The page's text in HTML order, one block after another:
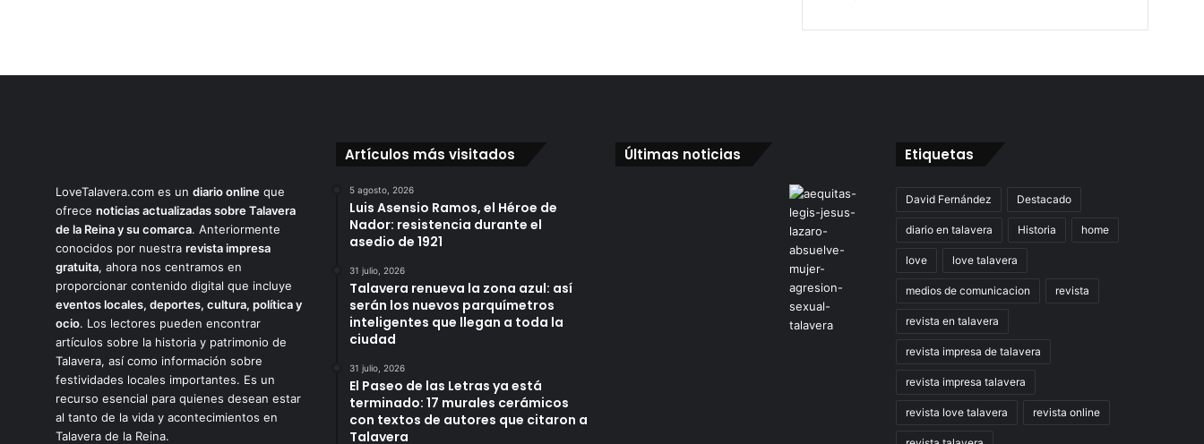
LoveTalavera.com es un diario online que
ofrece noticias actualizadas sobre Talavera
de la Reina y su comarca. Anteriormente
conocidos por nuestra revista impresa
gratuita, ahora nos centramos en
proporcionar contenido digital que incluye
eventos locales, deportes, cultura, política y
ocio. Los lectores pueden encontrar
artículos sobre la historia y patrimonio de
Talavera, así como información sobre
festividades locales importantes. Es un
recurso esencial para quienes desean estar
al tanto de la vida y acontecimientos en
Talavera de la Reina.
Artículos más visitados
5 agosto, 2026
Luis Asensio Ramos, el Héroe de
Nador: resistencia durante el
asedio de 1921
31 julio, 2026
Talavera renueva la zona azul: así
serán los nuevos parquímetros
inteligentes que llegan a toda la
ciudad
31 julio, 2026
El Paseo de las Letras ya está
terminado: 17 murales cerámicos
con textos de autores que citaron a
Talavera
Últimas noticias Etiquetas
David Fernández Destacado
diario en talavera Historia home
love love talavera
medios de comunicacion revista
revista en talavera
revista impresa de talavera
revista impresa talavera
revista love talavera revista online